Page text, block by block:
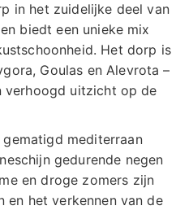
in het zuidelijke deel van
biedt een unieke mix
Het dorp is
Goulas en Alevrota –
verhoogd uitzicht op de
mediterraan
gedurende negen
en droge zomers zijn
het verkennen van de